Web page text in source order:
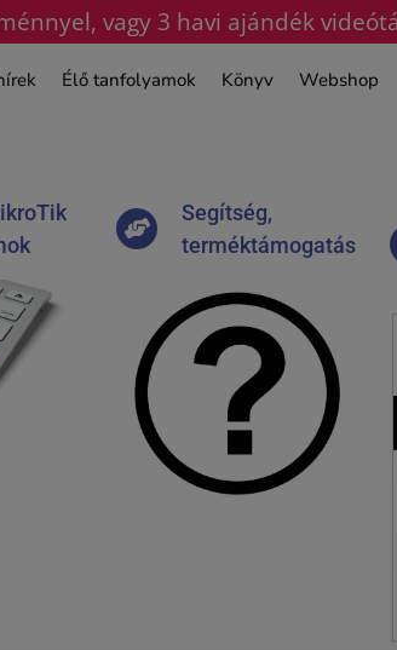
vagy 3 havi ajándék
Élő tanfolyamok Könyv Webshop
Segítség,
terméktámogatás